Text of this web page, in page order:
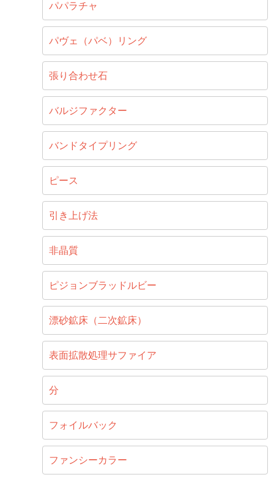
パパラチャ
パヴェ（パベ）リング
張り合わせ石
バルジファクター
バンドタイプリング
ピース
引き上げ法
非晶質
ピジョンブラッドルビー
漂砂鉱床（二次鉱床）
表面拡散処理サファイア
分
フォイルバック
ファンシーカラー